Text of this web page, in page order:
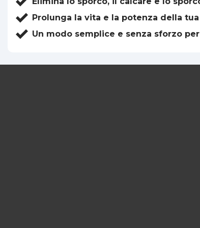
Prolunga la vita e la potenza della
Un modo semplice e senza sforzo